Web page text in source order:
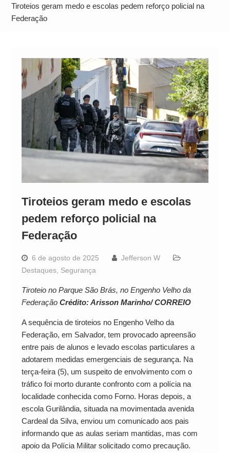
Alto
Tiroteios geram medo e escolas pedem reforço policial na
Federação
Tiroteios geram medo e escolas
pedem reforço policial na
Federação
6 de agosto de 2025
Jefferson W
Destaques, Segurança
Tiroteio no Parque São Brás, no Engenho Velho da
Federação Crédito: Arisson Marinho/ CORREIO
A sequência de tiroteios no Engenho Velho da
Federação, em Salvador, tem provocado apreensão
entre pais de alunos e levado escolas particulares a
adotarem medidas emergenciais de segurança. Na
terça-feira (5), um suspeito de envolvimento com o
tráfico foi morto durante confronto com a polícia na
localidade conhecida como Forno. Horas depois, a
escola Gurilândia, situada na movimentada avenida
Cardeal da Silva, enviou um comunicado aos pais
informando que as aulas seriam mantidas, mas com
apoio da Polícia Militar solicitado como precaução.